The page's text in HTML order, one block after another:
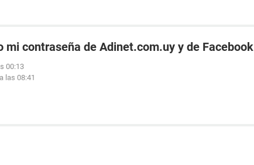
mi contraseña de Adinet.com.uy y de Facebook
00:13
las 08:41